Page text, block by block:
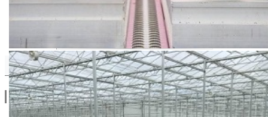
Kevin F₁ / Syngenta
Drugi Proizvodi od Kevin F₁ / Syngenta
Linkovi